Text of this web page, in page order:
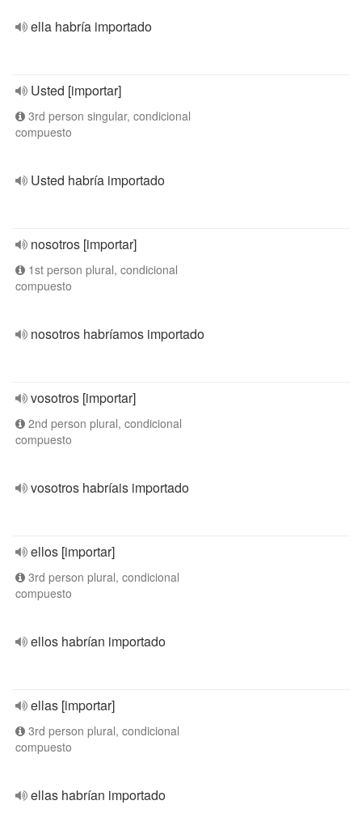
ella habría importado
Usted [importar]
3rd person singular, condicional
compuesto
Usted habría importado
nosotros [importar]
1st person plural, condicional
compuesto
nosotros habríamos importado
vosotros [importar]
2nd person plural, condicional
compuesto
vosotros habríais importado
ellos [importar]
3rd person plural, condicional
compuesto
ellos habrían importado
ellas [importar]
3rd person plural, condicional
compuesto
ellas habrían importado